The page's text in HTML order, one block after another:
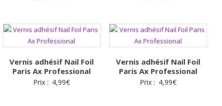
Vernis adhésif Nail Foil
Paris Ax Professional
Prix : 4,99€
Vernis adhésif Nail Foil
Paris Ax Professional
Prix : 4,99€